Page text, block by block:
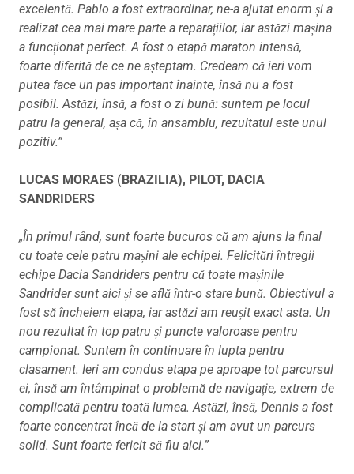
excelentă. Pablo a fost extraordinar, ne-a ajutat enorm și a
realizat cea mai mare parte a reparațiilor, iar astăzi mașina
a funcționat perfect. A fost o etapă maraton intensă,
foarte diferită de ce ne așteptam. Credeam că ieri vom
putea face un pas important înainte, însă nu a fost
posibil. Astăzi, însă, a fost o zi bună: suntem pe locul
patru la general, așa că, în ansamblu, rezultatul este unul
pozitiv.”
LUCAS MORAES (BRAZILIA), PILOT, DACIA
SANDRIDERS
„În primul rând, sunt foarte bucuros că am ajuns la final
cu toate cele patru mașini ale echipei. Felicitări întregii
echipe Dacia Sandriders pentru că toate mașinile
Sandrider sunt aici și se află într-o stare bună. Obiectivul a
fost să încheiem etapa, iar astăzi am reușit exact asta. Un
nou rezultat în top patru și puncte valoroase pentru
campionat. Suntem în continuare în lupta pentru
clasament. Ieri am condus etapa pe aproape tot parcursul
ei, însă am întâmpinat o problemă de navigație, extrem de
complicată pentru toată lumea. Astăzi, însă, Dennis a fost
foarte concentrat încă de la start și am avut un parcurs
solid. Sunt foarte fericit să fiu aici.”